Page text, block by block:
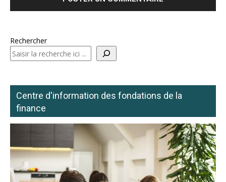
Rechercher
Centre d'information des fondations de la
finance